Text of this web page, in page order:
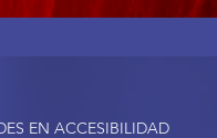
EN ACCESIBILIDAD